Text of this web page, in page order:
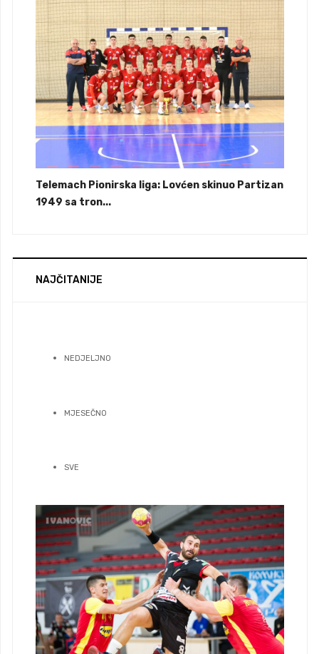
Telemach Pionirska liga: Lovćen skinuo Partizan
1949 sa tron...
NAJČITANIJE
NEDJELJNO
MJESEČNO
SVE